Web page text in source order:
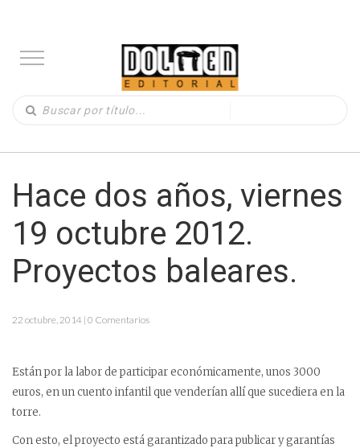
Hace dos años, viernes
19 octubre 2012.
Proyectos baleares.
22 octubre, 2014 | 0 Comentarios
Están por la labor de participar económicamente, unos 3000
euros, en un cuento infantil que venderían allí que sucediera en la
torre.
Con esto, el proyecto está garantizado para publicar y garantías